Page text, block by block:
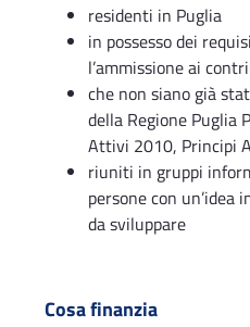
residenti in Puglia
in possesso dei
l’ammissione ai
che non siano già
della Regione Puglia
Attivi 2010, Principi
riuniti in gruppi
persone con
da sviluppare
Cosa finanzia